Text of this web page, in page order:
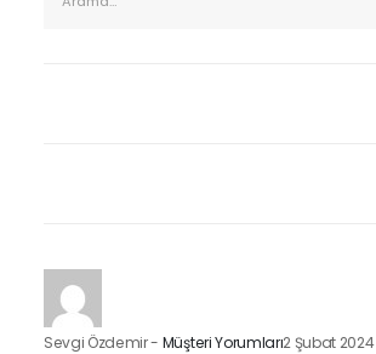
Sevgi Özdemir- Müşteri Yorumları2 Şubat 2024